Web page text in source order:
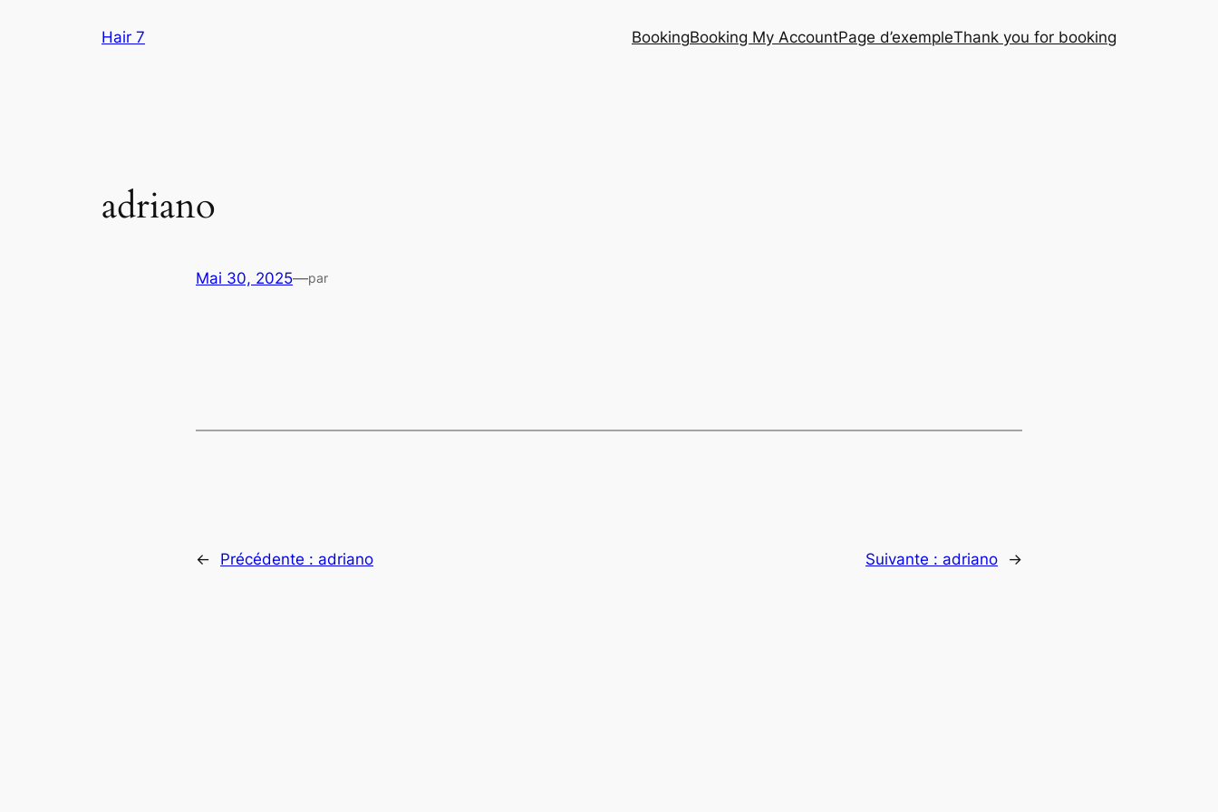
Hair 7 BookingBooking My AccountPage d’exempleThank you for booking
adriano
Mai 30, 2025—par
← Précédente : adriano Suivante : adriano →